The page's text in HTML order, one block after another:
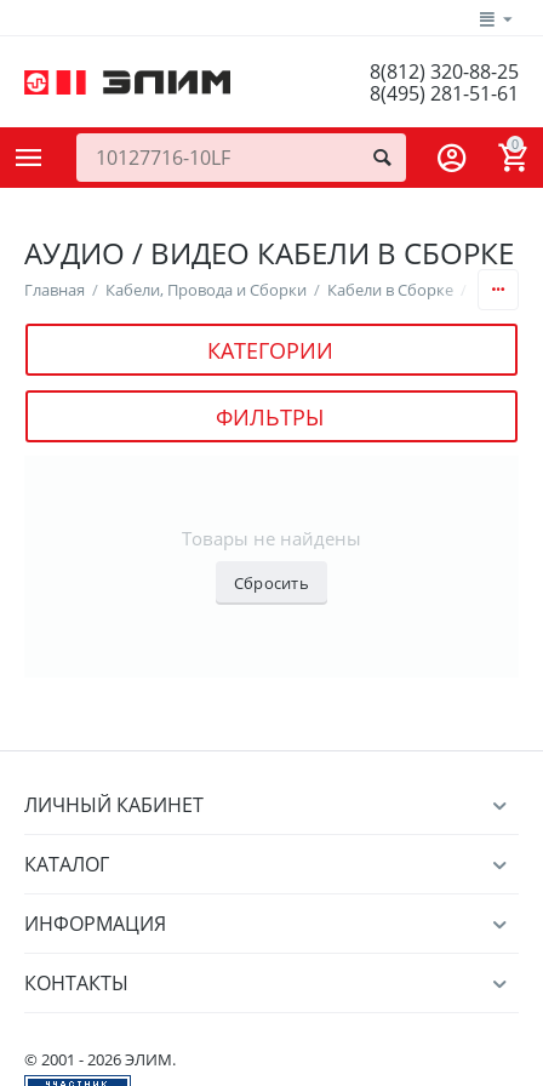
8(812) 320-88-25
8(495) 281-51-61
0
АУДИО / ВИДЕО КАБЕЛИ В СБОРКЕ
Главная / Кабели, Провода и Сборки / Кабели в Сборке / Аудио /
КАТЕГОРИИ
ФИЛЬТРЫ
Товары не найдены
Сбросить
ЛИЧНЫЙ КАБИНЕТ
КАТАЛОГ
ИНФОРМАЦИЯ
КОНТАКТЫ
© 2001 - 2026 ЭЛИМ.